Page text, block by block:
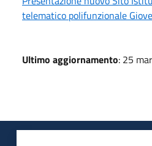
telematico polifunzionale
Ultimo aggiornamento: 25